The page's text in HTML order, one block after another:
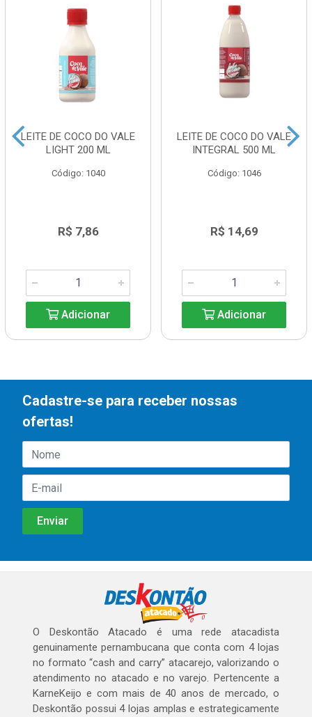
LEITE DE COCO DO VALE
LIGHT 200 ML
Código: 1040
R$ 7,86
Adicionar
LEITE DE COCO DO VALE
INTEGRAL 500 ML
Código: 1046
R$ 14,69
Adicionar
Cadastre-se para receber nossas
ofertas!
O Deskontão Atacado é uma rede atacadista
genuinamente pernambucana que conta com 4 lojas
no formato “cash and carry” atacarejo, valorizando o
atendimento no atacado e no varejo. Pertencente a
KarneKeijo e com mais de 40 anos de mercado, o
Deskontão possui 4 lojas amplas e estrategicamente